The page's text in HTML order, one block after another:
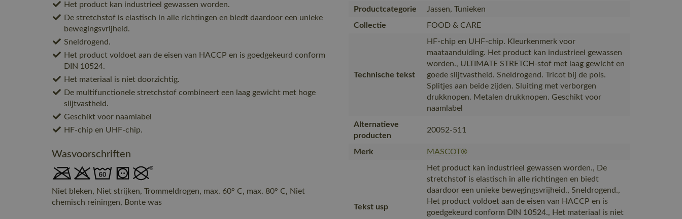
Het product kan industrieel gewassen worden.
De stretchstof is elastisch in alle richtingen en biedt daardoor een unieke
bewegingsvrijheid.
Sneldrogend.
Het product voldoet aan de eisen van HACCP en is goedgekeurd conform
DIN 10524.
Het materiaal is niet doorzichtig.
De multifunctionele stretchstof combineert een laag gewicht met hoge
slijtvastheid.
Geschikt voor naamlabel
HF-chip en UHF-chip.
Wasvoorschriften
Niet bleken, Niet strijken, Trommeldrogen, max. 60° C, max. 80° C, Niet
chemisch reiningen, Bonte was
Productcategorie
Jassen, Tunieken
Collectie
FOOD & CARE
Technische tekst
HF-chip en UHF-chip. Kleurkenmerk voor
maataanduiding. Het product kan industrieel gewassen
worden., ULTIMATE STRETCH-stof met laag gewicht en
goede slijtvastheid. Sneldrogend. Tricot bij de pols.
Splitjes aan beide zijden. Sluiting met verborgen
drukknopen. Metalen drukknopen. Geschikt voor
naamlabel
Alternatieve
producten
20052-511
Merk MASCOT®
Tekst usp
Het product kan industrieel gewassen worden., De
stretchstof is elastisch in alle richtingen en biedt
daardoor een unieke bewegingsvrijheid., Sneldrogend.,
Het product voldoet aan de eisen van HACCP en is
goedgekeurd conform DIN 10524., Het materiaal is niet